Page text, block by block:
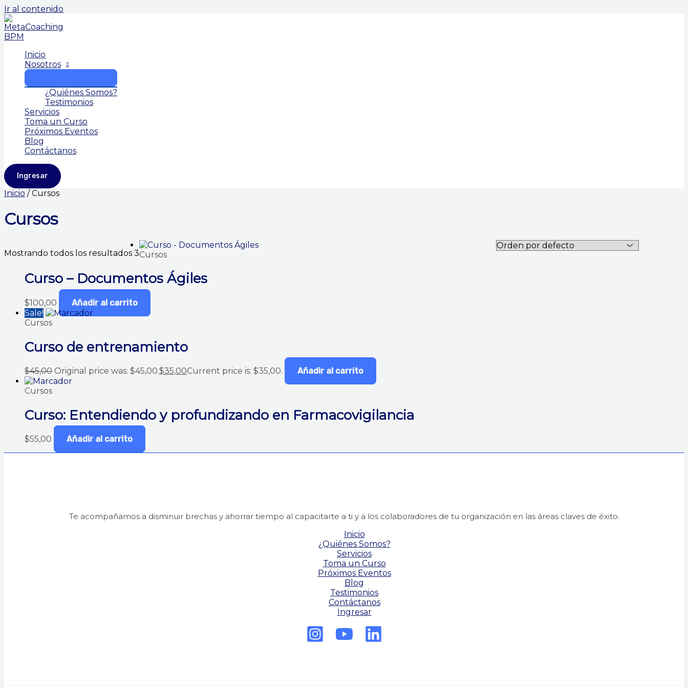
Ir al contenido
Inicio
Nosotros
¿Quiénes Somos?
Testimonios
Servicios
Toma un Curso
Próximos Eventos
Blog
Contáctanos
Ingresar
Inicio / Cursos
Cursos
Mostrando todos los resultados 3Cursos
Curso – Documentos Ágiles
$100,00
Añadir al carrito
Sale!
Cursos
Curso de entrenamiento
$45,00 Original price was: $45,00.$35,00Current price is: $35,00. Añadir al carrito
Cursos
Curso: Entendiendo y profundizando en Farmacovigilancia
$55,00 Añadir al carrito
Te acompañamos a disminuir brechas y ahorrar tiempo al capacitarte a ti y a los colaboradores de tu organización en las áreas claves de éxito.
Inicio
¿Quiénes Somos?
Servicios
Toma un Curso
Próximos Eventos
Blog
Testimonios
Contáctanos
Ingresar